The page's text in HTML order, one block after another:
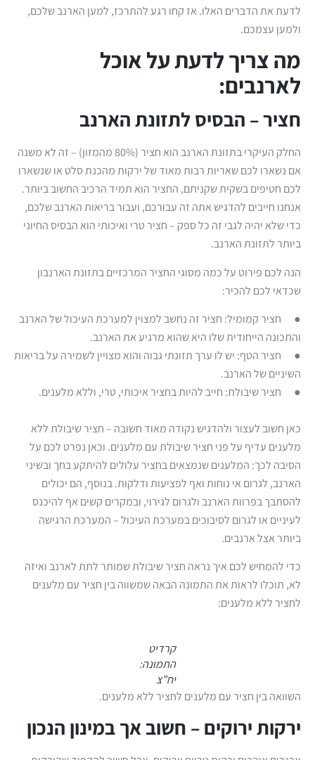
לדעת את הדברים האלו. אז קחו רגע להתרכז, למען הארנב שלכם,
ולמען עצמכם.
מה צריך לדעת על אוכל
לארנבים:
חציר – הבסיס לתזונת הארנב
החלק העיקרי בתזונת הארנב הוא חציר (80% מהמזון) – זה לא משנה
אם נשארו לכם שאריות רבות מאוד של ירקות מהכנת סלט או שנשארו
לכם חטיפים בשקית שקניתם, החציר הוא תמיד הרכיב החשוב ביותר.
אנחנו חייבים להדגיש אתה זה עבורכם, ועבור בריאות הארנב שלכם,
כדי שלא יהיה לגבי זה כל ספק – חציר טרי ואיכותי הוא הבסיס החיוני
ביותר לתזונת הארנב.
הנה לכם פירוט על כמה מסוגי החציר המרכזיים בתזונת הארנבון
שכדאי לכם להכיר:
● חציר קמומיל: חציר זה נחשב למצוין למערכת העיכול של הארנב
והתכונה הייחודית שלו היא שהוא מרגיע את הארנב.
● חציר הטף: יש לו ערך תזונתי גבוה והוא מצויין לשמירה על בריאות
השיניים של הארנב.
● חציר שיבולת: חייב להיות בחציר איכותי, טרי, וללא מלענים.
כאן חשוב לעצור ולהדגיש נקודה מאוד חשובה – חציר שיבולת ללא
מלענים עדיף על פני חציר שיבולת עם מלענים. וכאן נפרט לכם על
הסיבה לכך: המלענים שנמצאים בחציר עלולים להיתקע בחך ובשיני
הארנב, לגרום אי נוחות ואף לפציעות ודלקות. בנוסף, הם יכולים
להסתבך בפרוות הארנב ולגרום לגירוי, ובמקרים קשים אף להיכנס
לעיניים או לגרום לסיבוכים במערכת העיכול – המערכת הרגישה
ביותר אצל ארנבים.
כדי להמחיש לכם איך נראה חציר שיבולת שמותר לתת לארנב ואיזה
לא, תוכלו לראות את התמונה הבאה שמשווה בין חציר עם מלענים
לחציר ללא מלענים:
קרדיט
התמונה:
יח”צ
השוואה בין חציר עם מלענים לחציר ללא מלענים.
ירקות ירוקים – חשוב אך במינון הנכון